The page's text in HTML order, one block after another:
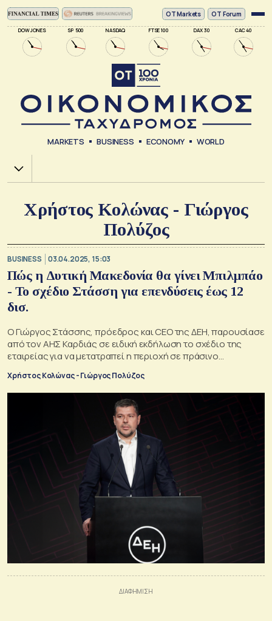
DOW JONES SP 500 NASDAQ FTSE 100 DAX 30 CAC 40
ΟΤ Markets OT Forum
MARKETS BUSINESS ECONOMY WORLD
Χ.Α.
Χρήστος Κολώνας - Γιώργος
Πολύζος
BUSINESS 03.04.2025, 15:03
Πώς η Δυτική Μακεδονία θα γίνει Μπιλμπάο
- Το σχέδιο Στάσση για επενδύσεις έως 12
δισ.
Ο Γιώργος Στάσσης, πρόεδρος και CEO της ΔΕΗ, παρουσίασε
από τον ΑΗΣ Καρδιάς σε ειδική εκδήλωση το σχέδιο της
εταιρείας για να μετατραπεί η περιοχή σε πράσινο
Χρήστος Κολώνας - Γιώργος Πολύζος